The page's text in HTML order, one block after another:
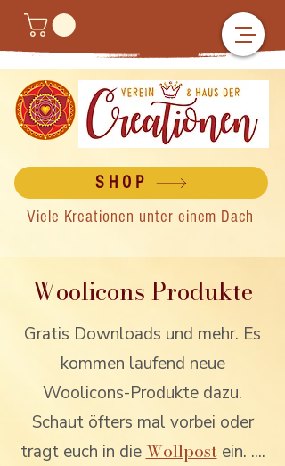
SHOP
Viele Kreationen unter einem Dach
Woolicons Produkte
Gratis Downloads und mehr. Es
kommen laufend neue
Woolicons-Produkte dazu.
Schaut öfters mal vorbei oder
tragt euch in dieWollpostein. ....